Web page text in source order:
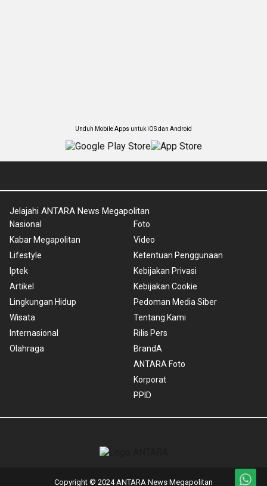
Unduh Mobile Apps untuk iOS dan Android
Jelajahi ANTARA News Megapolitan
Nasional
Kabar Megapolitan
Lifestyle
Iptek
Artikel
Lingkungan Hidup
Wisata
Internasional
Olahraga
Foto
Video
Ketentuan Penggunaan
Kebijakan Privasi
Kebijakan Cookie
Pedoman Media Siber
Tentang Kami
Rilis Pers
BrandA
ANTARA Foto
Korporat
PPID
Copyright © 2024 ANTARA News Megapolitan